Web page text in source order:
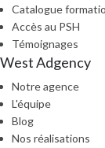
Catalogue
Accès au PSH
Témoignages
West Adgency
Notre agence
L'équipe
Blog
Nos réalisations